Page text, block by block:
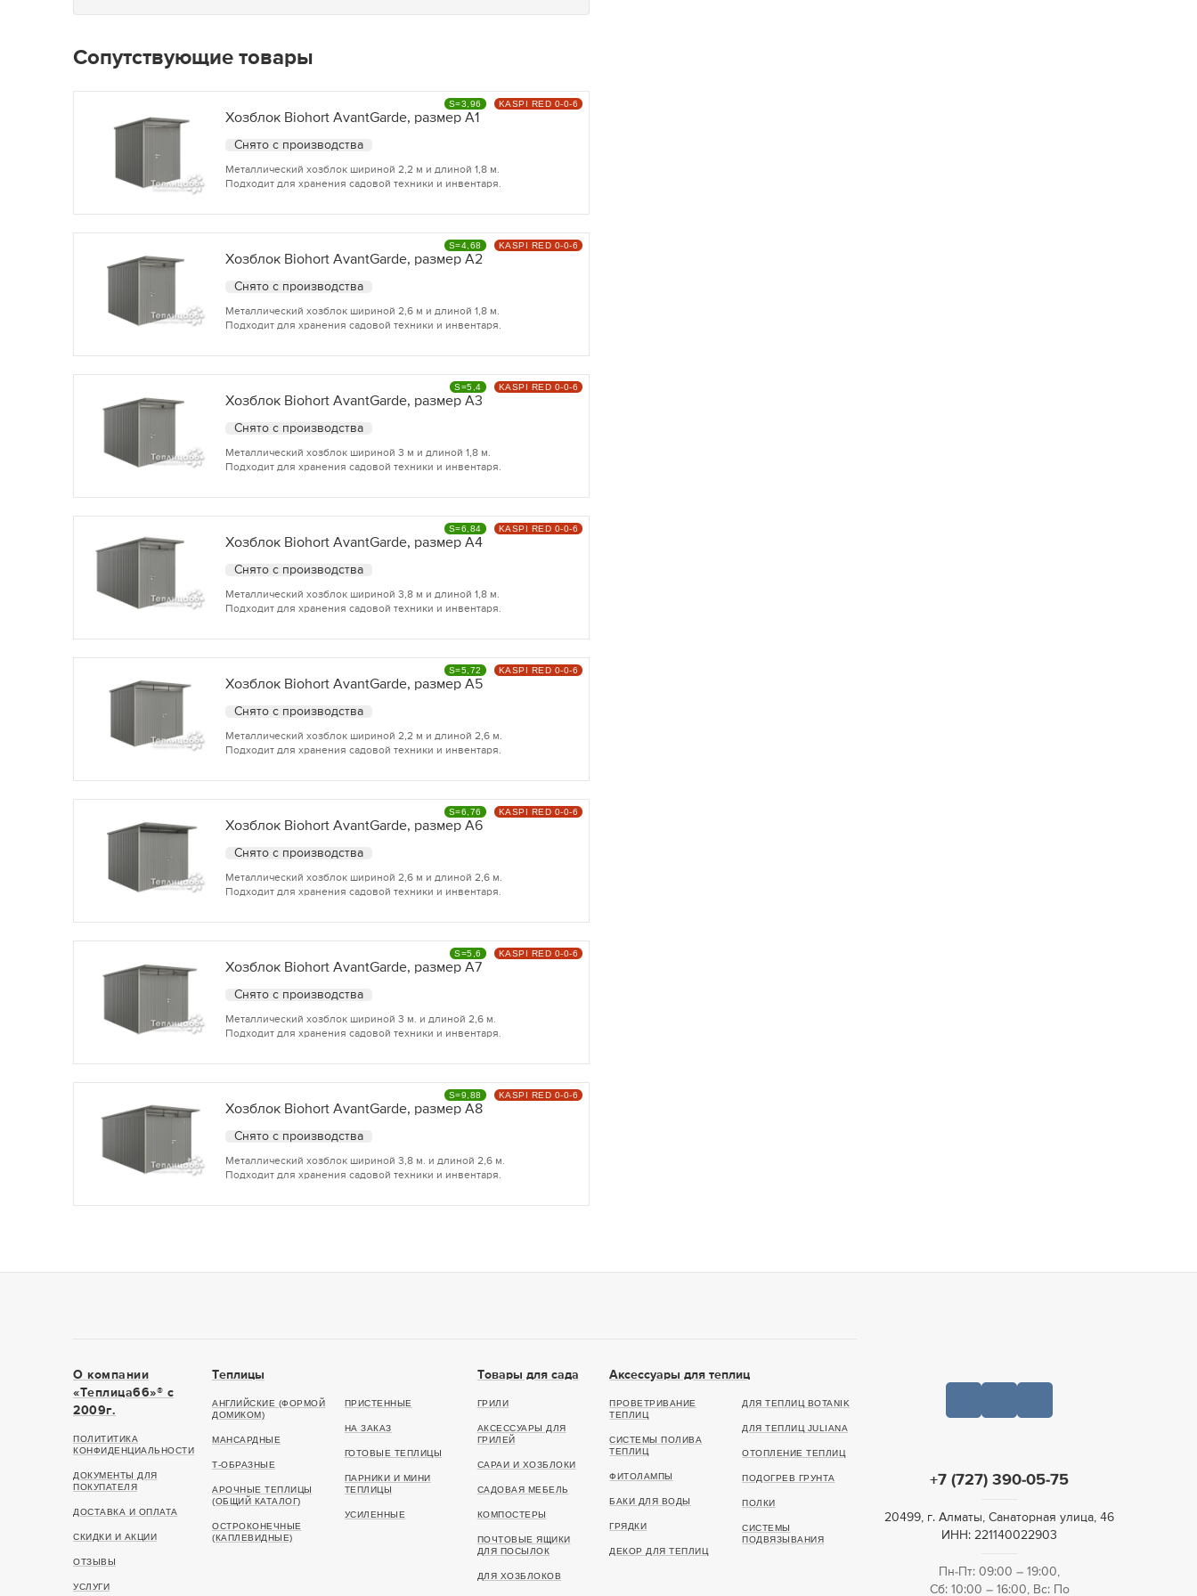
Сопутствующие товары
Хозблок Biohort AvantGarde, размер A1
Снято с производства
Металлический хозблок шириной 2,2 м и длиной 1,8 м.
Подходит для хранения садовой техники и инвентаря.
S=3,96 KASPI RED 0-0-6
Хозблок Biohort AvantGarde, размер A2
Снято с производства
Металлический хозблок шириной 2,6 м и длиной 1,8 м.
Подходит для хранения садовой техники и инвентаря.
S=4,68 KASPI RED 0-0-6
Хозблок Biohort AvantGarde, размер A3
Снято с производства
Металлический хозблок шириной 3 м и длиной 1,8 м.
Подходит для хранения садовой техники и инвентаря.
S=5,4 KASPI RED 0-0-6
Хозблок Biohort AvantGarde, размер A4
Снято с производства
Металлический хозблок шириной 3,8 м и длиной 1,8 м.
Подходит для хранения садовой техники и инвентаря.
S=6,84 KASPI RED 0-0-6
Хозблок Biohort AvantGarde, размер A5
Снято с производства
Металлический хозблок шириной 2,2 м и длиной 2,6 м.
Подходит для хранения садовой техники и инвентаря.
S=5,72 KASPI RED 0-0-6
Хозблок Biohort AvantGarde, размер A6
Снято с производства
Металлический хозблок шириной 2,6 м и длиной 2,6 м.
Подходит для хранения садовой техники и инвентаря.
S=6,76 KASPI RED 0-0-6
Хозблок Biohort AvantGarde, размер A7
Снято с производства
Металлический хозблок шириной 3 м. и длиной 2,6 м.
Подходит для хранения садовой техники и инвентаря.
S=5,6 KASPI RED 0-0-6
Хозблок Biohort AvantGarde, размер A8
Снято с производства
Металлический хозблок шириной 3,8 м. и длиной 2,6 м.
Подходит для хранения садовой техники и инвентаря.
S=9,88 KASPI RED 0-0-6
О компании
«Теплица66»® c
2009г.
ПОЛИТИТИКА
КОНФИДЕНЦИАЛЬНОСТИ
ДОКУМЕНТЫ ДЛЯ
ПОКУПАТЕЛЯ
ДОСТАВКА И ОПЛАТА
СКИДКИ И АКЦИИ
ОТЗЫВЫ
УСЛУГИ
Теплицы
АНГЛИЙСКИЕ (ФОРМОЙ
ДОМИКОМ)
МАНСАРДНЫЕ
Т-ОБРАЗНЫЕ
АРОЧНЫЕ ТЕПЛИЦЫ
(ОБЩИЙ КАТАЛОГ)
ОСТРОКОНЕЧНЫЕ
(КАПЛЕВИДНЫЕ)
ПРИСТЕННЫЕ
НА ЗАКАЗ
ГОТОВЫЕ ТЕПЛИЦЫ
ПАРНИКИ И МИНИ
ТЕПЛИЦЫ
УСИЛЕННЫЕ
Товары для сада
ГРИЛИ
АКСЕССУАРЫ ДЛЯ
ГРИЛЕЙ
САРАИ И ХОЗБЛОКИ
САДОВАЯ МЕБЕЛЬ
КОМПОСТЕРЫ
ПОЧТОВЫЕ ЯЩИКИ
ДЛЯ ПОСЫЛОК
ДЛЯ ХОЗБЛОКОВ
Аксессуары для теплиц
ПРОВЕТРИВАНИЕ
ТЕПЛИЦ
СИСТЕМЫ ПОЛИВА
ТЕПЛИЦ
ФИТОЛАМПЫ
БАКИ ДЛЯ ВОДЫ
ГРЯДКИ
ДЕКОР ДЛЯ ТЕПЛИЦ
ДЛЯ ТЕПЛИЦ BOTANIK
ДЛЯ ТЕПЛИЦ JULIANA
ОТОПЛЕНИЕ ТЕПЛИЦ
ПОДОГРЕВ ГРУНТА
ПОЛКИ
СИСТЕМЫ
ПОДВЯЗЫВАНИЯ
+7 (727) 390-05-75
20499, г. Алматы, Санаторная улица, 46
ИНН: 221140022903
Пн-Пт: 09:00 – 19:00,
Сб: 10:00 – 16:00, Вс: По